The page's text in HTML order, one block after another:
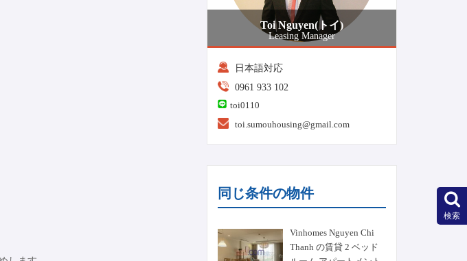
Toi Nguyen(トイ)
Leasing Manager
日本語対応
0961 933 102
toi0110
toi.sumouhousing@gmail.com
同じ条件の物件
Vinhomes Nguyen Chi
Thanh の賃貸 2 ベッド
検索